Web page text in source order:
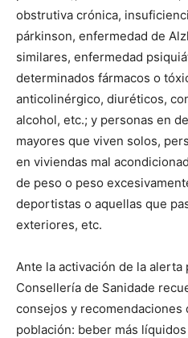
obstrutiva crónica,
párkinson, enfermedad de
similares, enfermedad
determinados fármacos o
anticolinérgico, diuréticos,
alcohol, etc.; y personas en
mayores que viven solos,
en viviendas mal
de peso o peso
deportistas o aquellas que
exteriores, etc.
Ante la activación de la
Consellería de Sanidade
consejos y recomendaciones
población: beber más